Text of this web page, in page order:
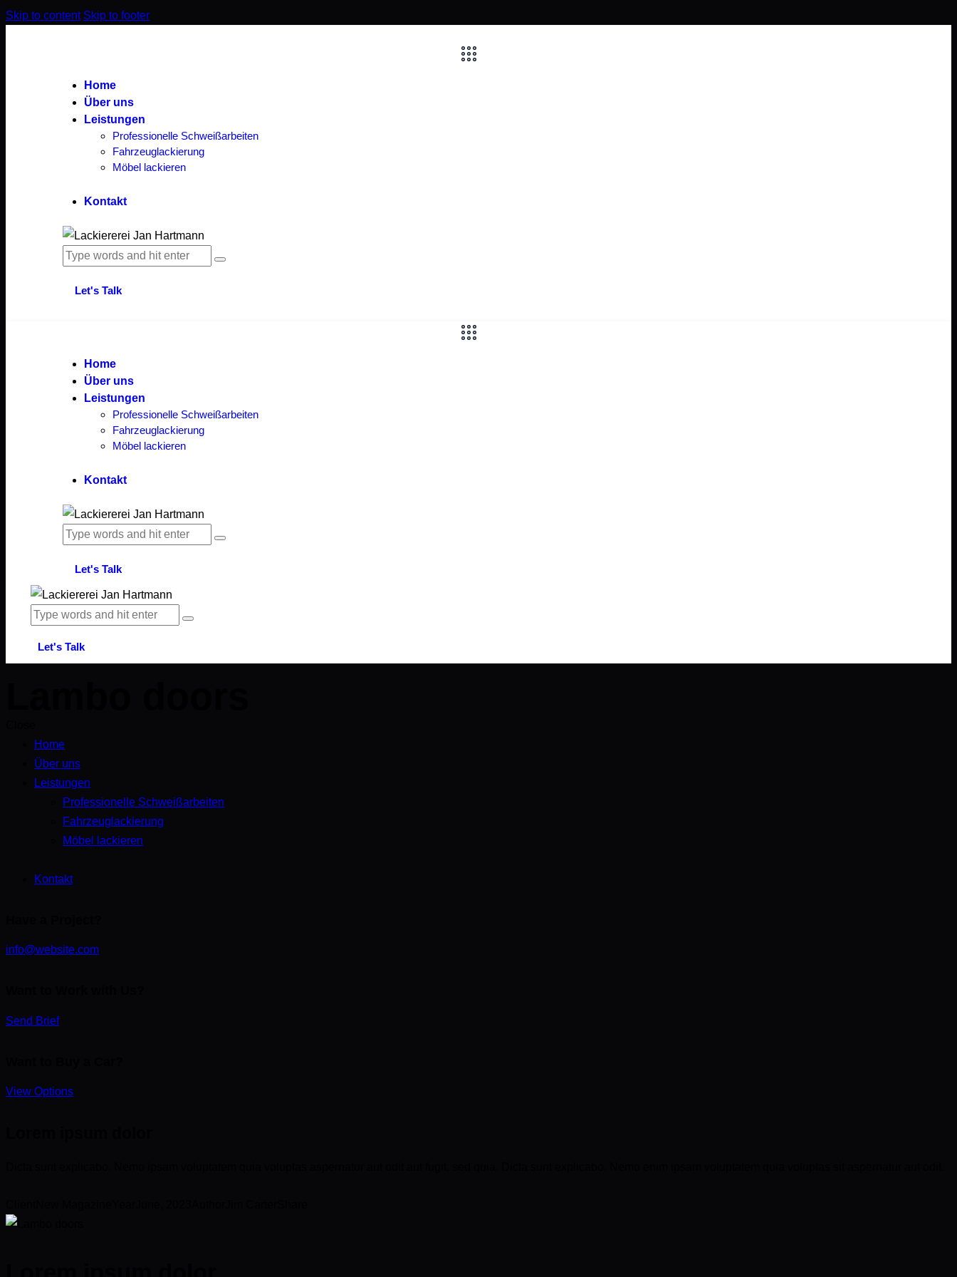
Skip to content Skip to footer
Home
Über uns
Leistungen
Professionelle Schweißarbeiten
Fahrzeuglackierung
Möbel lackieren
Kontakt
Let's Talk
Home
Über uns
Leistungen
Professionelle Schweißarbeiten
Fahrzeuglackierung
Möbel lackieren
Kontakt
Let's Talk
Let's Talk
Home
Über uns
Leistungen
Professionelle Schweißarbeiten
Fahrzeuglackierung
Möbel lackieren
Kontakt
info@website.com
Send Brief
View Options